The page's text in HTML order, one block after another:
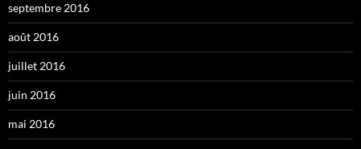
septembre 2016
août 2016
juillet 2016
juin 2016
mai 2016